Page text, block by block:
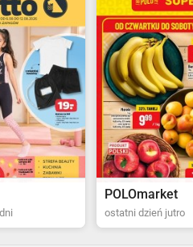
jutro
Kaufland
jeszcze 4 dni